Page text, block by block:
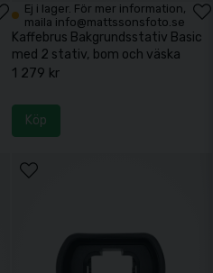
Ej i lager. För mer information,
maila info@mattssonsfoto.se
Kaffebrus Bakgrundsstativ Basic
med 2 stativ, bom och väska
1 279 kr
Köp